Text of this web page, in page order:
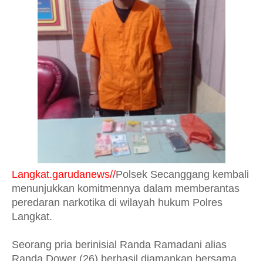
Langkat.garudanews//Polsek Secanggang kembali
menunjukkan komitmennya dalam memberantas
peredaran narkotika di wilayah hukum Polres
Langkat.
Seorang pria berinisial Randa Ramadani alias
Randa Dower (26) berhasil diamankan bersama